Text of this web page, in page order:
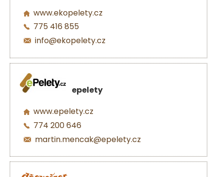
www.ekopelety.cz
775 416 855
info@ekopelety.cz
epelety
www.epelety.cz
774 200 646
martin.mencak@epelety.cz